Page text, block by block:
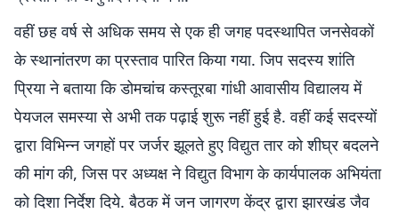
वहीं छह वर्ष से अधिक समय से एक ही जगह पदस्थापित जनसेवकों
के स्थानांतरण का प्रस्ताव पारित किया गया. जिप सदस्य शांति
प्रिया ने बताया कि डोमचांच कस्तूरबा गांधी आवासीय विद्यालय में
पेयजल समस्या से अभी तक पढ़ाई शुरू नहीं हुई है. वहीं कई सदस्यों
द्वारा विभिन्न जगहों पर जर्जर झूलते हुए विद्युत तार को शीघ्र बदलने
की मांग की, जिस पर अध्यक्ष ने विद्युत विभाग के कार्यपालक अभियंता
को दिशा निर्देश दिये. बैठक में जन जागरण केंद्र द्वारा झारखंड जैव